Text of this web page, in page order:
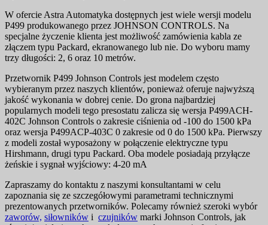
W ofercie Astra Automatyka dostępnych jest wiele wersji modelu
P499 produkowanego przez JOHNSON CONTROLS. Na
specjalne życzenie klienta jest możliwość zamówienia kabla ze
złączem typu Packard, ekranowanego lub nie. Do wyboru mamy
trzy długości: 2, 6 oraz 10 metrów.
Przetwornik P499 Johnson Controls jest modelem często
wybieranym przez naszych klientów, ponieważ oferuje najwyższą
jakość wykonania w dobrej cenie. Do grona najbardziej
popularnych modeli tego presostatu zalicza się wersja P499ACH-
402C Johnson Controls o zakresie ciśnienia od -100 do 1500 kPa
oraz wersja P499ACP-403C 0 zakresie od 0 do 1500 kPa. Pierwszy
z modeli został wyposażony w połączenie elektryczne typu
Hirshmann, drugi typu Packard. Oba modele posiadają przyłącze
żeńskie i sygnał wyjściowy: 4-20 mA
Zapraszamy do kontaktu z naszymi konsultantami w celu
zapoznania się ze szczegółowymi parametrami technicznymi
prezentowanych przetworników. Polecamy również szeroki wybór
zaworów, siłowników i czujników marki Johnson Controls, jak